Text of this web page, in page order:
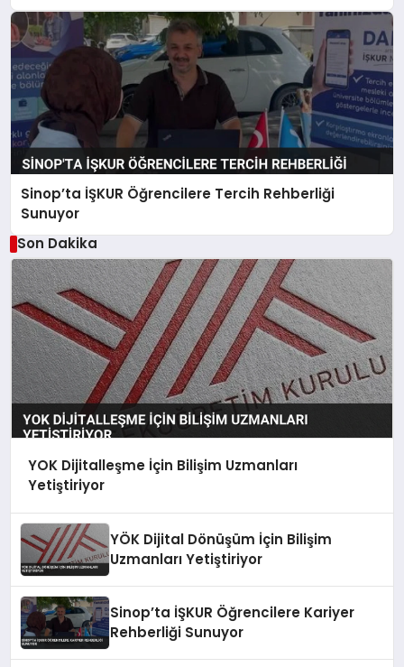
Sinop’ta İŞKUR Öğrencilere Tercih Rehberliği
Sunuyor
Son Dakika
YOK Dijitalleşme İçin Bilişim Uzmanları
Yetiştiriyor
YÖK Dijital Dönüşüm İçin Bilişim
Uzmanları Yetiştiriyor
Sinop’ta İŞKUR Öğrencilere Kariyer
Rehberliği Sunuyor